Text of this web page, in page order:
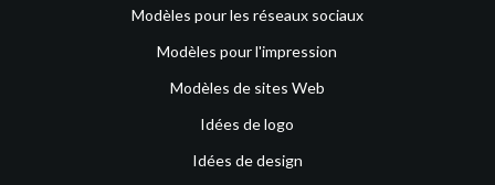
Modèles pour les réseaux sociaux
Modèles pour l'impression
Modèles de sites Web
Idées de logo
Idées de design